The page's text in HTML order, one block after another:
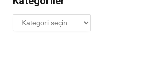
Kategoriler